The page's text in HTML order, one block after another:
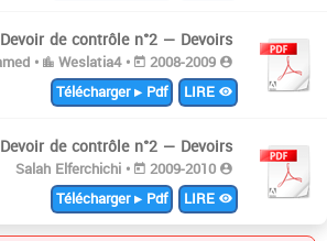
Devoir de contrôle n°2 — Devoirs
Weslatia4 •
2008-2009
Télécharger ▸ Pdf
Devoir de contrôle n°2 — Devoirs
2009-2010
Télécharger ▸ Pdf